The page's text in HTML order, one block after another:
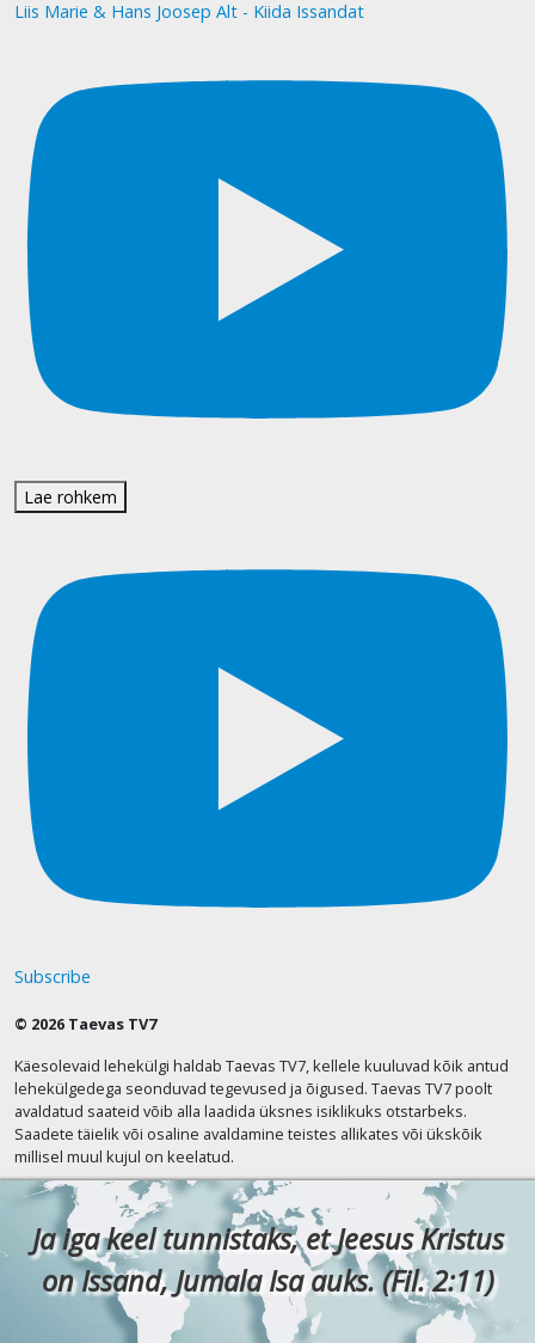
Liis Marie & Hans Joosep Alt - Kiida Issandat
Lae rohkem
Subscribe
© 2026 Taevas TV7
Käesolevaid lehekülgi haldab Taevas TV7, kellele kuuluvad kõik antud
lehekülgedega seonduvad tegevused ja õigused. Taevas TV7 poolt
avaldatud saateid võib alla laadida üksnes isiklikuks otstarbeks.
Saadete täielik või osaline avaldamine teistes allikates või ükskõik
millisel muul kujul on keelatud.
Ja iga keel tunnistaks, et Jeesus Kristus
on Issand, Jumala Isa auks. (Fil. 2:11)